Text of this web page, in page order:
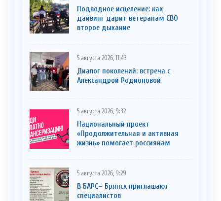
Подводное исцеление: как
дайвинг дарит ветеранам СВО
второе дыхание
5 августа 2026, 11:43
Диалог поколений: встреча с
Александрой Родионовой
5 августа 2026, 9:32
Национальный проект
«Продолжительная и активная
жизнь» помогает россиянам
5 августа 2026, 9:29
В БАРС– Брянcк приглaшают
cпециaлистoв